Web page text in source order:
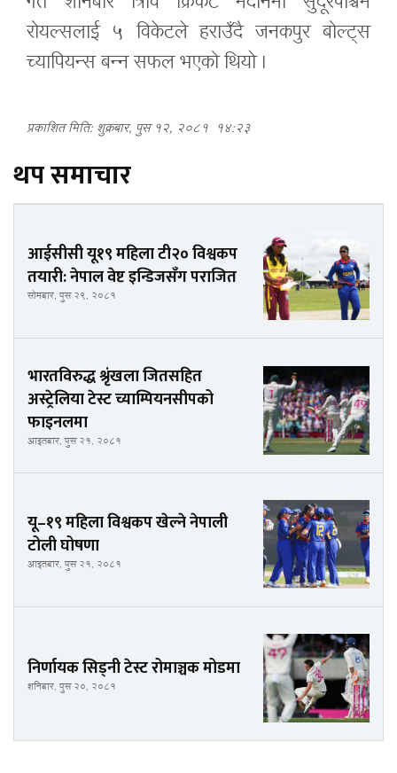
रोयल्सलाई ५ विकेटले हराउँदै जनकपुर बोल्ट्स
च्यापियन्स बन्न सफल भएको थियो ।
प्रकाशित मिति: शुक्रबार, पुस १२, २०८१ १४:२३
थप समाचार
आईसीसी यू१९ महिला टी२० विश्वकप
तयारी: नेपाल वेष्ट इन्डिजसँग पराजित
सोमबार, पुस २९, २०८१
भारतविरुद्ध श्रृंखला जितसहित
अस्ट्रेलिया टेस्ट च्याम्पियनसीपको
फाइनलमा
आइतबार, पुस २१, २०८१
यू–१९ महिला विश्वकप खेल्ने नेपाली
टोली घोषणा
आइतबार, पुस २१, २०८१
निर्णायक सिड्नी टेस्ट रोमाञ्चक मोडमा
शनिबार, पुस २०, २०८१